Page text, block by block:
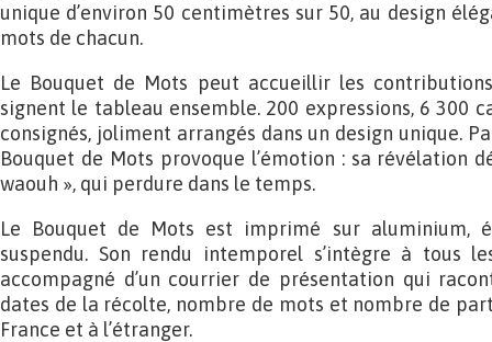
unique d’environ 50 centimètres sur 50, au design
mots de chacun.
Le Bouquet de Mots peut accueillir les
signent le tableau ensemble. 200 expressions, 6 300
consignés, joliment arrangés dans un design unique.
Bouquet de Mots provoque l’émotion : sa révélation
waouh », qui perdure dans le temps.
Le Bouquet de Mots est imprimé sur aluminium,
suspendu. Son rendu intemporel s’intègre à tous
accompagné d’un courrier de présentation qui
dates de la récolte, nombre de mots et nombre de
France et à l’étranger.